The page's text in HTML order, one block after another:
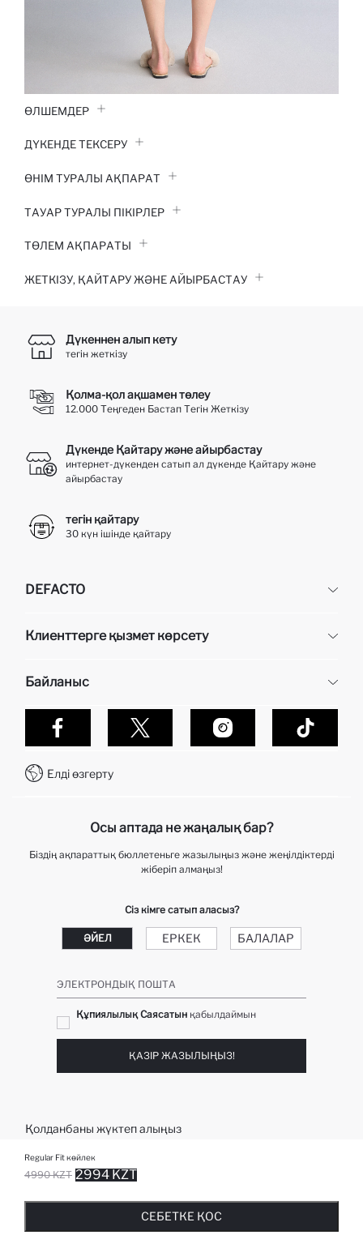
ӨЛШЕМДЕР
ДҮКЕНДЕ ТЕКСЕРУ
ӨНІМ ТУРАЛЫ АҚПАРАТ
ТАУАР ТУРАЛЫ ПІКІРЛЕР
ТӨЛЕМ АҚПАРАТЫ
ЖЕТКІЗУ, ҚАЙТАРУ ЖӘНЕ АЙЫРБАСТАУ
Regular Fit көйлек
4990 KZT 2994 KZT
СЕБЕТКЕ ҚОС
Дүкеннен алып кету
тегін жеткізу
Қолма-қол ақшамен төлеу
12.000 Теңгеден Бастап Тегін Жеткізу
Дүкенде Қайтару және айырбастау
интернет-дүкенден сатып ал дүкенде Қайтару және
айырбастау
тегін қайтару
30 күн ішінде қайтару
DEFACTO
Біз туралы
Клиенттерге қызмет көрсету
Жеткізу
Алу кезінде төлем
Дефакто-да сатып алулар қалай жасалынады?
тапсырысты қадағалау
Тапсырысты қалай қайтаруға болады?
Байланыс
Эксклюзивті беттер
Байланыс
Байланыс орталығы +7 727 338 24 60
Елді өзгерту
Осы аптада не жаңалық бар?
Біздің ақпараттық бюллетеньге жазылыңыз және жеңілдіктерді
жіберіп алмаңыз!
Сіз кімге сатып аласыз?
ӘЙЕЛ ЕРКЕК БАЛАЛАР
ЭЛЕКТРОНДЫҚ ПОШТА
Құпиялылық Саясатын қабылдаймын
ҚАЗІР ЖАЗЫЛЫҢЫЗ!
Қолданбаны жүктеп алыңыз